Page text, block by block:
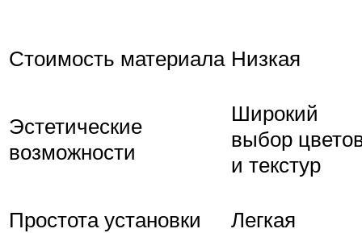
Стоимость материала Низкая
Эстетические
возможности
Широкий
выбор
и текстур
Простота установки Легкая